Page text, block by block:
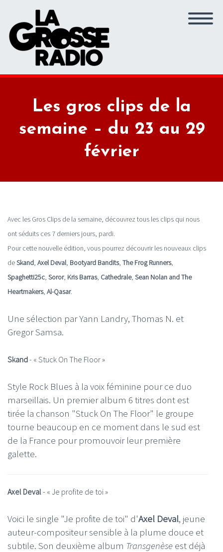
Les gros clips de la
semaine – du 23 au 29
février
Avec les Gros Clips de la semaine, découvrez tous les clips qui nous
ont séduits ces 7 derniers jours, pardi.
Pour cette nouvelle édition, vous pourrez découvrir les nouveaux clips
deSkand, Axel Deval, Bootyard Bandits, The Frog Runners,
Spaghetti25c, Soror, Kris Barras, Cathedrale, Sean Nolan and The
Heartmakers, Al-Qasar.
Une sélection par Yann Landry, Thomas N. et
Gregor Samsa.
Skand- « Stuck On The Floor»
Style Rock Blues à la voix féminine pour ce duo
marseillais. Un premier album 6 titres dont est
tirée la chanson "Stuck On The Floor" le groupe
tourne beaucoup en ce moment dans le sud est
de la France pour promouvoir leur première
galette.
Axel Deval - « Je profite de toi»
Voici le single "Je profite de toi" d'Axel Deval, jeune
auteur-compositeur sensible à la plume douce et
subtile. Son deuxième album Transgenèse est déjà